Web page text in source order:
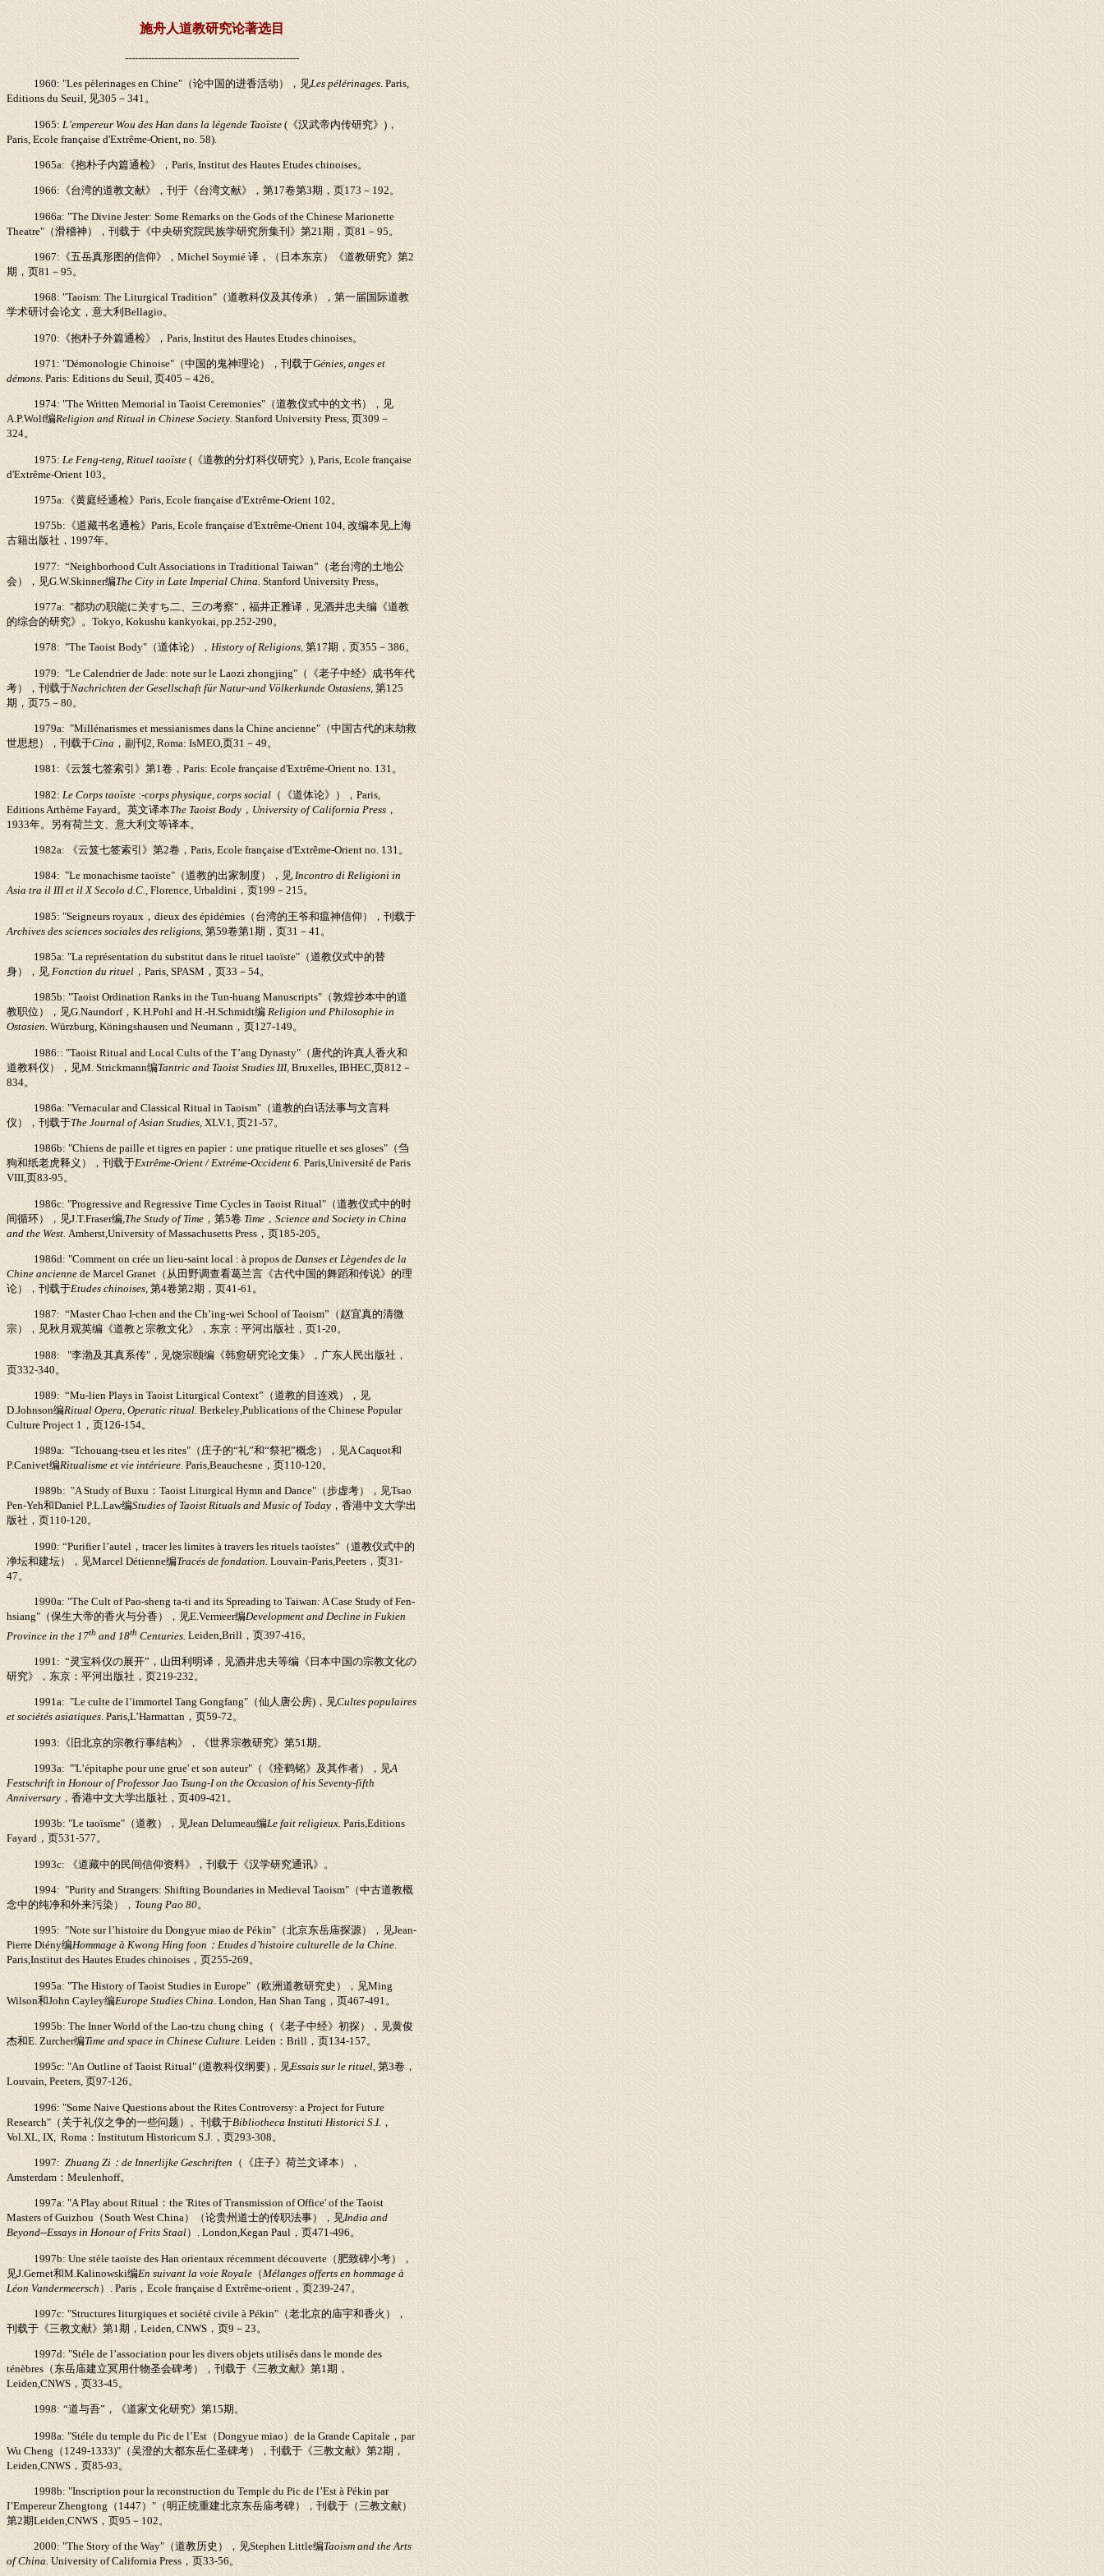
施舟人道教研究论著选目
-----------------------------------------------------
1960: "Lespèlerinagesen Chine" （论中国的进香活动），见Les pélérinages. Paris,
Editions du Seuil, 见305 － 341。
1965:L’empereur Wou des Han dans la légende Taoïste ( 《汉武帝内传研究》)，
Paris, Ecole française d'Extrême-Orient, no. 58).
1965a: 《抱朴子内篇通检》，Paris, Institut des Hautes Etudes chinoises。
1966: 《台湾的道教文献》，刊于《台湾文献》，第17卷第3期，页173 － 192。
1966a: "The Divine Jester: Some Remarks on the Gods of the Chinese Marionette
Theatre"（滑稽神），刊载于《中央研究院民族学研究所集刊》第21期，页81－ 95 。
1967: 《五岳真形图的信仰》，Michel Soymié译，（日本东京）《道教研究》第2
期，页81 － 95 。
1968: "Taoism: The Liturgical Tradition"（道教科仪及其传承），第一届国际道教
学术研讨会论文，意大利Bellagio。
1970: 《抱朴子外篇通检》，Paris, Institut des Hautes Etudes chinoises。
1971: "Démonologie Chinoise"（中国的鬼神理论），刊载于Génies, anges et
démons. Paris: Editions du Seuil, 页405 － 426。
1974: "The Written Memorial in Taoist Ceremonies" （道教仪式中的文书），见
A.P.Wolf编Religion and Ritual in Chinese Society. Stanford University Press,页309 －
324。
1975: Le Feng-teng, Rituel taoïste ( 《道教的分灯科仪研究》), Paris, Ecole française
d'Extrême-Orient 103。
1975a:《黄庭经通检》Paris, Ecole française d'Extrême-Orient 102 。
1975b:《道藏书名通检》Paris, Ecole française d'Extrême-Orient 104,改编本见上海
古籍出版社，1997年。
1977: “Neighborhood Cult Associations in Traditional Taiwan” （老台湾的土地公
会），见G.W.Skinner编The City in Late Imperial China.Stanford University Press。
1977a: "都功の职能に关すち二、三の考察" ，福井正雅译，见酒井忠夫编《道教
的综合的研究》。 Tokyo, Kokushu kankyokai, pp.252-290 。
1978: "The Taoist Body" （道体论），History of Religions, 第17期，页355 －386。
1979: "Le Calendrier de Jade: note sur le Laozi zhongjing" （《老子中经》成书年代
考），刊载于Nachrichten der Gesellschaft für Natur-und Völkerkunde Ostasiens, 第125
期，页75 －80。
1979a: "Millénarismes et messianismes dans la Chine ancienne" （中国古代的末劫救
世思想），刊载于Cina ，副刊 2, Roma: IsMEO, 页31 － 49 。
1981: 《云笈七签索引》第1卷，Paris: Ecole française d'Extrême-Orient no. 131。
1982: Le Corps taoïste :-corps physique, corps social（《道体论》），Paris,
Editions Arthème Fayard 。英文译本The Taoist Body ， University of California Press ，
1933年。另有荷兰文、意大利文等译本。
1982a:《云笈七签索引》第2卷，Paris, Ecole française d'Extrême-Orient no. 131。
1984: "Le monachisme taoïste"（道教的出家制度），见 Incontro di Religioni in
Asia tra il III et il X Secolo d.C., Florence, Urbaldini ，页199 － 215。
1985: "Seigneurs royaux ，dieux des épidémies （台湾的王爷和瘟神信仰），刊载于
Archives des sciences sociales des religions, 第59卷第1 期，页31 － 41 。
1985a: "La représentation du substitut dans le rituel taoïste"（道教仪式中的替
身），见 Fonction du rituel ， Paris, SPASM，页33 － 54。
1985b: "Taoist Ordination Ranks in the Tun-huang Manuscripts" （敦煌抄本中的道
教职位），见G.Naundorf， K.H.Pohl and H.-H.Schmidt编 Religion und Philosophie in
Ostasien. Würzburg, Köningshausen und Neumann ，页127-149。
1986:: "Taoist Ritual and Local Cults of the T’ang Dynasty"（唐代的许真人香火和
道教科仪），见M. Strickmann编Tantric and Taoist Studies III, Bruxelles, IBHEC, 页812－
834。
1986a: "Vernacular and Classical Ritual in Taoism"（道教的白话法事与文言科
仪），刊载于The Journal of Asian Studies, XLV.1, 页21-57。
1986b: "Chiens de paille et tigres en papier：une pratique rituelle et ses gloses" （刍
狗和纸老虎释义），刊载于Extrême-Orient / Extréme-Occident 6.Paris,Université de Paris
VIII,页83-95。
1986c: "Progressive and Regressive Time Cycles in Taoist Ritual" （道教仪式中的时
间循环），见J.T.Fraser编 The Study of Time ，第5卷Time ， Science and Society in China
and the West.Amherst,University of Massachusetts Press，页185-205 。
1986d: "Comment on crée un lieu-saint local : à propos de Danses et Lègendes de la
Chine ancienne de Marcel Granet（从田野调查看葛兰言《古代中国的舞蹈和传说》的理
论），刊载于Etudes chinoises, 第4卷第2期，页41-61 。
1987: “Master Chao I-chen and the Ch’ing-wei School of Taoism” （赵宜真的清微
宗），见秋月观英编《道教と宗教文化》，东京：平河出版社，页1-20。
1988: "李渤及其真系传" ，见饶宗颐编《韩愈研究论文集》，广东人民出版社，
页332-340 。
1989: “Mu-lien Plays in Taoist Liturgical Context” （道教的目连戏），见
D.Johnson编Ritual Opera, Operatic ritual. Berkeley Publications of the Chinese Popular
Culture Project 1 ，页126-154。
1989a: "Tchouang-tseu et les rites" （庄子的“礼”和“祭祀”概念），见A Caquot和
P.Canivet编Ritualisme et vie intérieure. Paris,Beauchesne ，页110-120。
1989b: "A Study of Buxu ：Taoist Liturgical Hymn and Dance" （步虚考），见Tsao
Pen-Yeh和Daniel P.L.Law编Studies of Taoist Rituals and Music of Today ，香港中文大学出
版社，页110-120。
1990: “Purifier l’autel ，tracer les limites à travers les rituels taoïstes” （道教仪式中的
净坛和建坛），见Marcel Détienne编Tracés de fondation. Louvain-Paris Peeters ，页31-
47。
1990a: "The Cult of Pao-sheng ta-ti and its Spreading to Taiwan: A Case Study of Fen-
hsiang" （保生大帝的香火与分香），见E.Vermeer编Development and Decline in Fukien
Province in the 17th and 18th Centuries. Leiden,Brill ，页397-416。
1991: “灵宝科仪の展开” ，山田利明译，见酒井忠夫等编《日本中国の宗教文化の
研究》，东京：平河出版社，页219-232。
1991a: "Le culte de l’immortel Tang Gongfang"（仙人唐公房) ，见Cultes populaires
et sociétés asiatiques. Paris,L’Harmattan ，页59-72。
1993: 《旧北京的宗教行事结构》，《世界宗教研究》第51期。
1993a: "'L’épitaphe pour une grue' et son auteur"（《痊鹤铭》及其作者），见A
Festschrift in Honour of Professor Jao Tsung-I on the Occasion of his Seventy-fifth
Anniversary ，香港中文大学出版社，页409-421 。
1993b: "Le taoïsme" （道教），见Jean Delumeau编Le fait religieux.Paris,Editions
Fayard， 页531-577。
1993c:《道藏中的民间信仰资料》，刊载于《汉学研究通讯》。
1994: "Purity and Strangers: Shifting Boundaries in Medieval Taoism" （中古道教概
念中的纯净和外来污染）， Toung Pao 80。
1995: "Note sur l’histoire du Dongyue miao de Pékin" （北京东岳庙探源），见Jean-
Pierre Diény编Hommage à Kwong Hing foon： Etudes d’histoire culturelle de la Chine.
Paris,Institut des Hautes Etudes chinoises ，页255-269。
1995a: "The History of Taoist Studies in Europe" （欧洲道教研究史），见Ming
Wilson和John Cayley编Europe Studies China . London, Han Shan Tang ，页467-491 。
1995b: The Inner World of the Lao-tzu chung ching （《老子中经》初探），见黄俊
杰和E. Zurcher编Time and space in Chinese Culture. Leiden ： Brill ，页134-157。
1995c: "An Outline of Taoist Ritual"(道教科仪纲要)，见Essais sur le rituel,第3卷，
Louvain, Peeters, 页97-126。
1996: "Some Naive Questions about the Rites Controversy: a Project for Future
Research"（关于礼仪之争的一些问题）。刊载于Bibliotheca Instituti Historici S.I. ，
Vol.XL, IX, Roma ： Institutum Historicum S.J. ，页293-308。
1997:Zhuang Zi：de Innerlijke Geschriften （《庄子》荷兰文译本），
Amsterdam： Meulenhoff。
1997a: "A Play about Ritual ：the 'Rites of Transmission of Office' of the Taoist
Masters of Guizhou （South West China）（论贵州道士的传职法事），见India and
Beyond--Essays in Honour of Frits Staal） . London,Kegan Paul ，页471-496。
1997b: Une stèle taoïste des Han orientaux récemment découverte （肥致碑小考），
见J.Gernet和M.Kalinowski编En suivant la voie Royale （Mélanges offerts en hommage à
Léon Vandermeersch ） . Paris ， Ecole française d Extrême-orient ，页239-247。
1997c: "Structures liturgiques et société civile à Pékin"（老北京的庙宇和香火），
刊载于《三教文献》第1 期， Leiden,CNWS，页9 － 23。
1997d: "Stéle de l’association pour les divers objets utilisés dans le monde des
ténèbres （东岳庙建立冥用什物圣会碑考），刊载于《三教文献》第1期，
Leiden,CNWS，页33-45。
1998: “道与吾” ，《道家文化研究》第15期。
1998a: "Stéle du temple du Pic de l’Est （Dongyue miao ）de la Grande Capitale ，par
Wu Cheng （ 1249-1333)"（吴澄的大都东岳仁圣碑考），刊载于《三教文献》第2期，
Leiden ,CNWS，页85-93 。
1998b: "Inscription pour la reconstruction du Temple du Pic de l’Est à Pékin par
I’Empereur Zhengtong（1447） "（明正统重建北京东岳庙考碑），刊载于（三教文献）
第2期Leiden,CNWS ，页95 － 102。
2000: "The Story of the Way"（道教历史），见Stephen Little编Taoism and the Arts
of China. University of California Press，页33-56。